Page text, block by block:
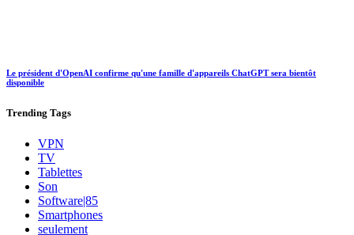
Le président d'OpenAI confirme qu'une famille d'appareils ChatGPT sera bientôt
disponible
Trending Tags
VPN
TV
Tablettes
Son
Software|85
Smartphones
seulement